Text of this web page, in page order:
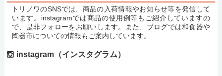
トリノワのSNSでは、商品の入荷情報やお知らせ等を発信して
います。instagramでは商品の使用例等もご紹介していますの
で、是非フォローをお願いします。また、ブログでは和食器や
陶器市についての情報もご案内しています。
instagram（インスタグラム）